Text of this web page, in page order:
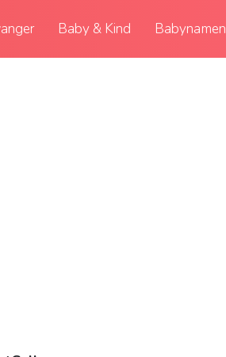
Baby & Kind Babynamen